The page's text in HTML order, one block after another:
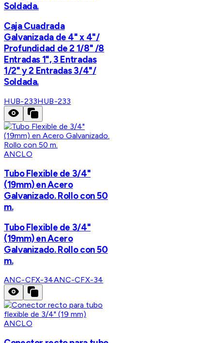
Soldada.
Caja Cuadrada
Galvanizada de 4" x 4"/
Profundidad de 2 1/8" /8
Entradas 1", 3 Entradas
1/2" y 2 Entradas 3/4"/
Soldada.
HUB-233HUB-233
ANCLO
Tubo Flexible de 3/4"
(19mm) en Acero
Galvanizado. Rollo con 50
m.
Tubo Flexible de 3/4"
(19mm) en Acero
Galvanizado. Rollo con 50
m.
ANC-CFX-34ANC-CFX-34
ANCLO